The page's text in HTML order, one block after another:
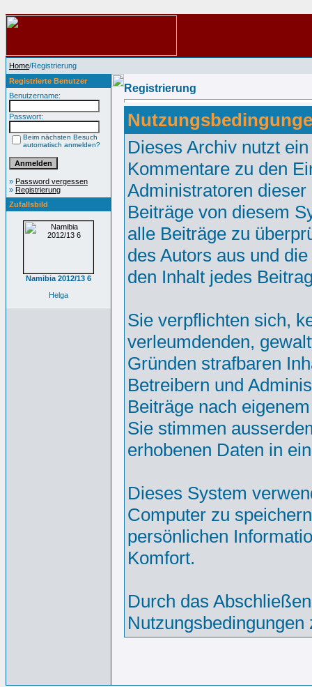
Home/Registrierung
Registrierte Benutzer
Benutzername:
Passwort:
Beim nächsten Besuch
automatisch anmelden?
» Password vergessen
» Registrierung
Zufallsbild
Namibia 2012/13 6
Helga
Registrierung
Dieses Archiv nutzt
Kommentare zu den
Administratoren
Beiträge von diesem
alle Beiträge zu
des Autors aus und
den Inhalt jedes
Sie verpflichten sich,
verleumdenden,
Gründen strafbaren
Betreibern und
Beiträge nach
Sie stimmen
erhobenen Daten in
Dieses System
Computer zu
persönlichen
Komfort.
Durch das
Nutzungsbedingungen